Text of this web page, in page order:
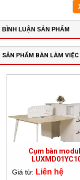
BÌNH LUẬN SẢN PHẨM
SẢN PHẨM BÀN LÀM
Cụm bàn
Giá từ: Liên hệ